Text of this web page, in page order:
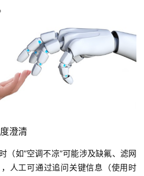
澄清
时（如”空调不凉”可能涉及缺氟、滤网
人工可通过追问关键信息（使用时